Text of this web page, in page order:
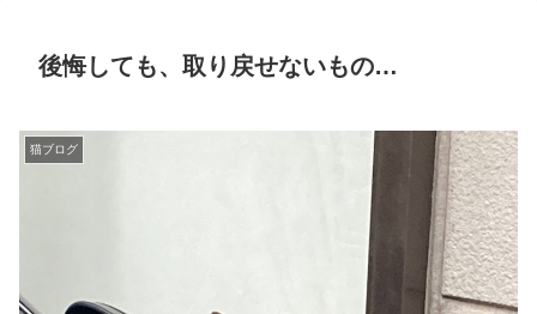
後悔しても、取り戻せないもの…
猫ブログ